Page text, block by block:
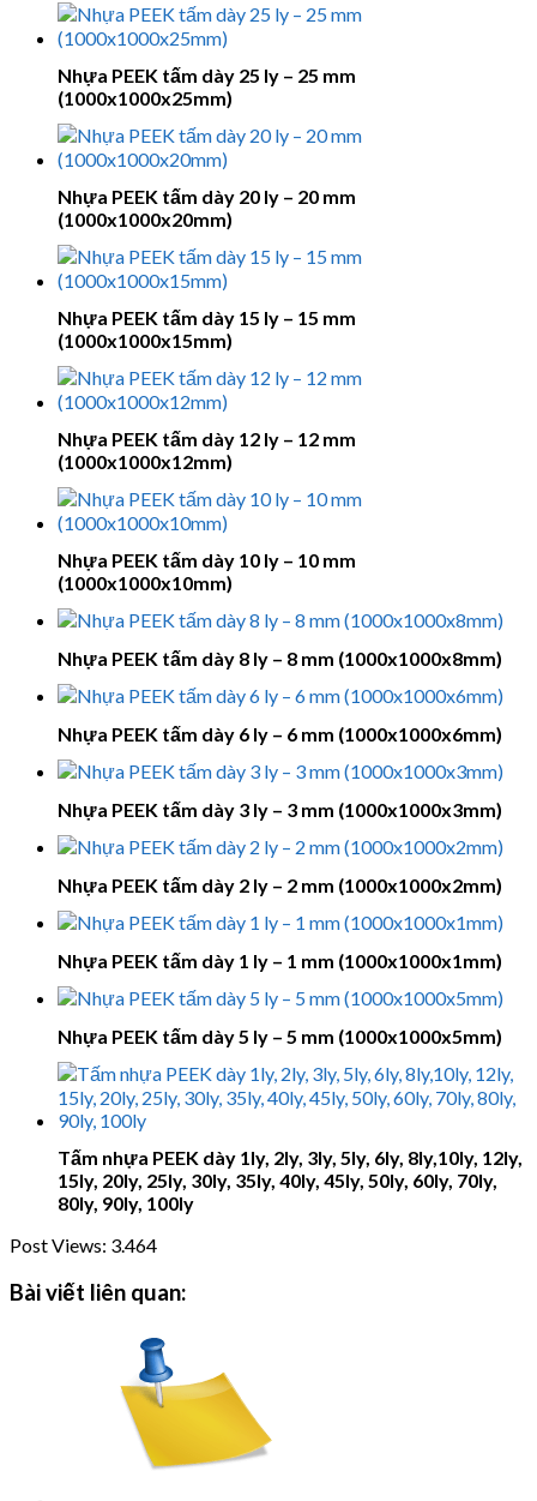
Nhựa PEEK tấm dày 25 ly – 25 mm
(1000x1000x25mm)
Nhựa PEEK tấm dày 20 ly – 20 mm
(1000x1000x20mm)
Nhựa PEEK tấm dày 15 ly – 15 mm
(1000x1000x15mm)
Nhựa PEEK tấm dày 12 ly – 12 mm
(1000x1000x12mm)
Nhựa PEEK tấm dày 10 ly – 10 mm
(1000x1000x10mm)
Nhựa PEEK tấm dày 8 ly – 8 mm (1000x1000x8mm)
Nhựa PEEK tấm dày 6 ly – 6 mm (1000x1000x6mm)
Nhựa PEEK tấm dày 3 ly – 3 mm (1000x1000x3mm)
Nhựa PEEK tấm dày 2 ly – 2 mm (1000x1000x2mm)
Nhựa PEEK tấm dày 1 ly – 1 mm (1000x1000x1mm)
Nhựa PEEK tấm dày 5 ly – 5 mm (1000x1000x5mm)
Tấm nhựa PEEK dày 1ly, 2ly, 3ly, 5ly, 6ly, 8ly,10ly, 12ly,
15ly, 20ly, 25ly, 30ly, 35ly, 40ly, 45ly, 50ly, 60ly, 70ly,
80ly, 90ly, 100ly
Post Views: 3.464
Bài viết liên quan: